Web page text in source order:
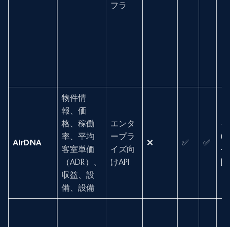
フラ
AirDNA
物件情
報、価
格、稼働
率、平均
客室単価
（ADR）、
収益、設
備、設備
エンタ
ープラ
イズ向
けAPI
❌ ✅ ✅
—
(
公